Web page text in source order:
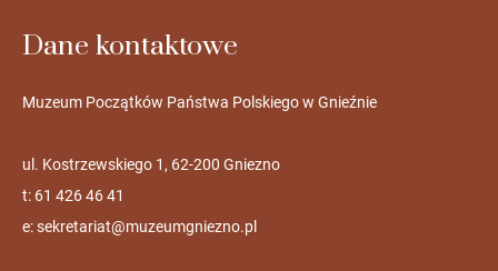
Dane kontaktowe
Muzeum Początków Państwa Polskiego w Gnieźnie
ul. Kostrzewskiego 1, 62-200 Gniezno
t: 61 426 46 41
e:sekretariat@muzeumgniezno.pl